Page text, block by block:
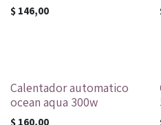
$ 146,00
Calentador automatico
ocean aqua 300w
$ 160,00